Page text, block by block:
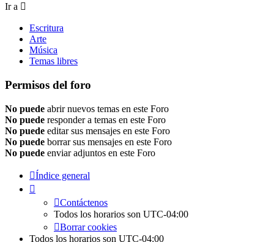
Ir a
Escritura
Arte
Música
Temas libres
Permisos del foro
No puede abrir nuevos temas en este Foro
No puede responder a temas en este Foro
No puede editar sus mensajes en este Foro
No puede borrar sus mensajes en este Foro
No puede enviar adjuntos en este Foro
Índice general
Contáctenos
Todos los horarios son UTC-04:00
Borrar cookies
Todos los horarios son UTC-04:00